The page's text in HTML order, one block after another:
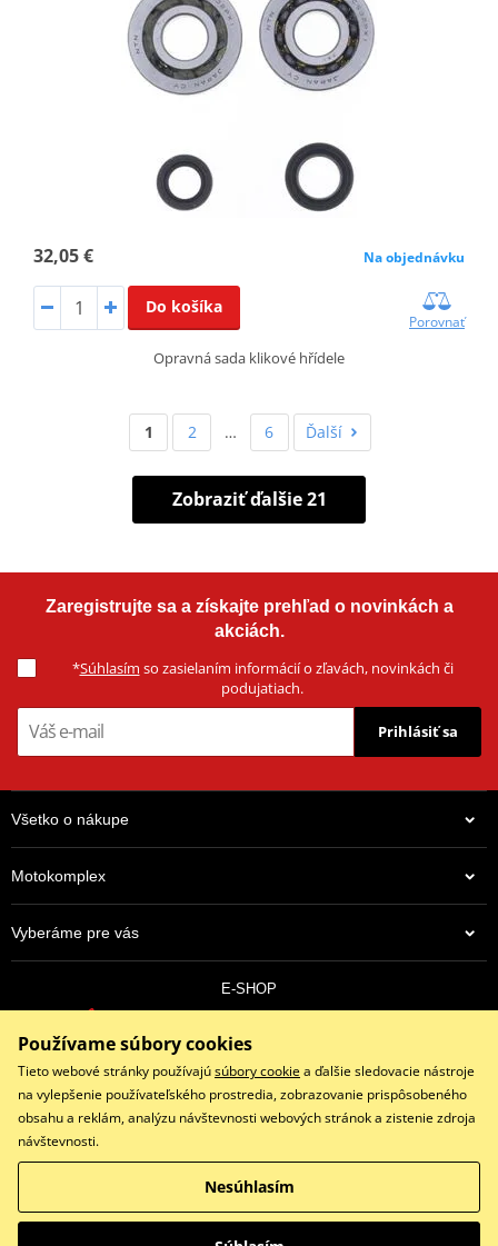
32,05 € Na objednávku
Do košíka
Porovnať
Opravná sada klikové hřídele
1 2 … 6 Ďalší
Zobraziť ďalšie 21
Zaregistrujte sa a získajte prehľad o novinkách a
akciách.
*Súhlasím so zasielaním informácií o zľavách, novinkách či
podujatiach.
Prihlásiť sa
Všetko o nákupe
Motokomplex
Vyberáme pre vás
E-SHOP
objednavky@eshopmotokomplex.sk
Po - Pia: 8:30-17:00 | Nedeľa: ZATVORENÉ
Facebook
Copyright © 2026 www.eshopmotokomplex.sk
Všetky práva vyhradené
Používame súbory cookies
Tieto webové stránky používajúsúbory cookiea ďalšie sledovacie nástroje
na vylepšenie používateľského prostredia, zobrazovanie prispôsobeného
obsahu a reklám, analýzu návštevnosti webových stránok a zistenie zdroja
návštevnosti.
Nesúhlasím